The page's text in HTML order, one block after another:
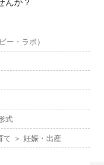
ー・ラボ）
式
＞ 妊娠・出産